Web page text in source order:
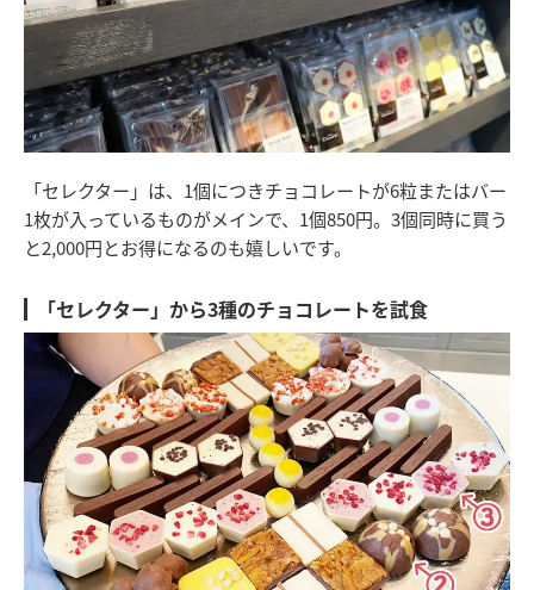
「セレクター」は、1個につきチョコレートが6粒またはバー
1枚が入っているものがメインで、1個850円。3個同時に買う
と2,000円とお得になるのも嬉しいです。
「セレクター」から3種のチョコレートを試食